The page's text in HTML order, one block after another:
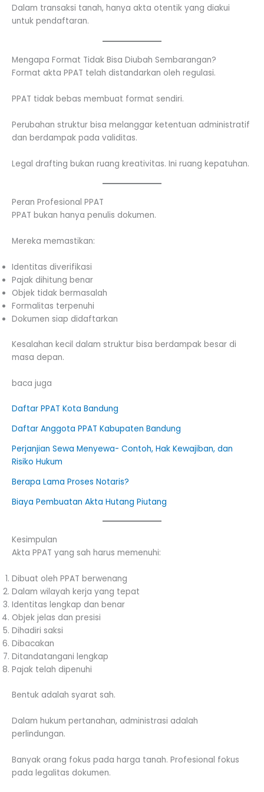
Dalam transaksi tanah, hanya akta otentik yang diakui
untuk pendaftaran.
Mengapa Format Tidak Bisa Diubah Sembarangan?
Format akta PPAT telah distandarkan oleh regulasi.
PPAT tidak bebas membuat format sendiri.
Perubahan struktur bisa melanggar ketentuan administratif
dan berdampak pada validitas.
Legal drafting bukan ruang kreativitas. Ini ruang kepatuhan.
Peran Profesional PPAT
PPAT bukan hanya penulis dokumen.
Mereka memastikan:
Identitas diverifikasi
Pajak dihitung benar
Objek tidak bermasalah
Formalitas terpenuhi
Dokumen siap didaftarkan
Kesalahan kecil dalam struktur bisa berdampak besar di
masa depan.
baca juga
Daftar PPAT Kota Bandung
Daftar Anggota PPAT Kabupaten Bandung
Perjanjian Sewa Menyewa- Contoh, Hak Kewajiban, dan
Risiko Hukum
Berapa Lama Proses Notaris?
Biaya Pembuatan Akta Hutang Piutang
Kesimpulan
Akta PPAT yang sah harus memenuhi:
Dibuat oleh PPAT berwenang
Dalam wilayah kerja yang tepat
Identitas lengkap dan benar
Objek jelas dan presisi
Dihadiri saksi
Dibacakan
Ditandatangani lengkap
Pajak telah dipenuhi
Bentuk adalah syarat sah.
Dalam hukum pertanahan, administrasi adalah
perlindungan.
Banyak orang fokus pada harga tanah. Profesional fokus
pada legalitas dokumen.